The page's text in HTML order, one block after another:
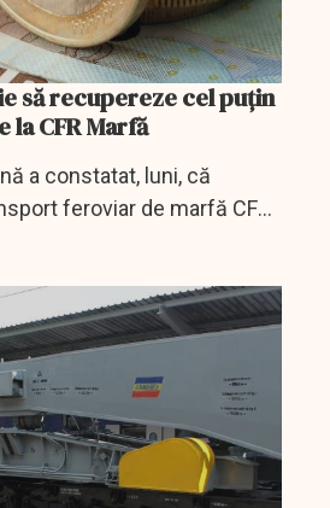
să recupereze cel puţin
la CFR Marfă
a constatat, luni, că
feroviar de marfă CFR
de stat incompatibil în